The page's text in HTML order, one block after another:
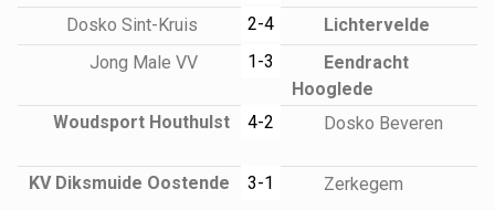
Dosko Sint-Kruis
2-4
Lichtervelde
Jong Male VV
1-3
Eendracht
Hooglede
Woudsport Houthulst
4-2 Dosko Beveren
KV Diksmuide Oostende 3-1 Zerkegem